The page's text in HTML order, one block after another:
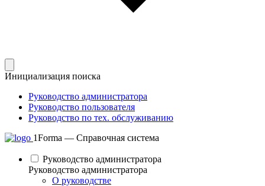
Инициализация поиска
Руководство администратора
Руководство пользователя
Руководство по тех. обслуживанию
1Forma — Справочная система
Руководство администратора
Руководство администратора
О руководстве